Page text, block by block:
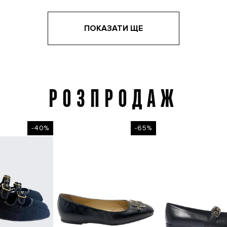
ПОКАЗАТИ ЩЕ
РозпродажРОЗПРОДАЖ